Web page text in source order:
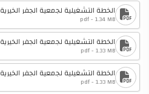
الخطة التشغيلية لجمعية الجفر الخيرية2023 م
pdf - 1.34 MB
الخطة التشغيلية لجمعية الجفر الخيرية2024 م
pdf - 1.33 MB
الخطة التشغيلية لجمعية الجفر الخيرية 2025م
pdf - 1.33 MB